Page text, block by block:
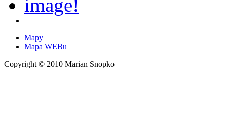
Mapy
Mapa WEBu
Copyright © 2010 Marian Snopko